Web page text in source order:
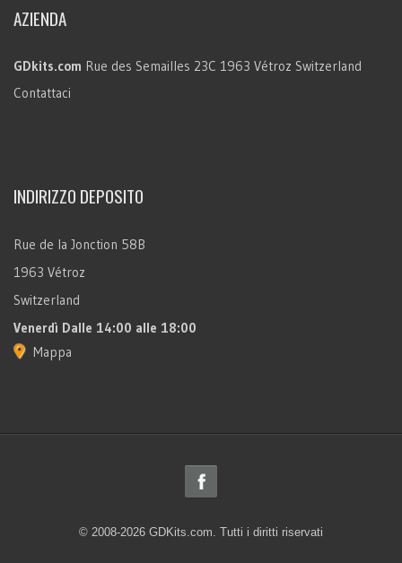
AZIENDA
GDkits.com Rue des Semailles 23C 1963 Vétroz Switzerland
Contattaci
INDIRIZZO DEPOSITO
Rue de la Jonction 58B
1963 Vétroz
Switzerland
Venerdì Dalle 14:00 alle 18:00
Mappa
© 2008-2026 GDKits.com. Tutti i diritti riservati